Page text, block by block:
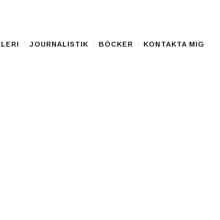
JOURNALISTIK BÖCKER KONTAKTA MIG